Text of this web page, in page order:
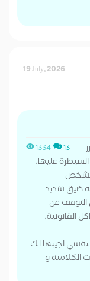
19 July, 2026
1334 13
عليها،
الشخص
له ضيق شديد.
التوقف عن
اجيبها لك
الكلاميه و